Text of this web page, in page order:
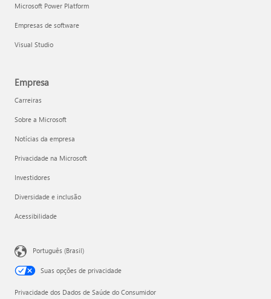
Microsoft Power Platform
Empresas de software
Visual Studio
Empresa
Carreiras
Sobre a Microsoft
Notícias da empresa
Privacidade na Microsoft
Investidores
Diversidade e inclusão
Acessibilidade
Português (Brasil)
Suas opções de privacidade
Privacidade dos Dados de Saúde do Consumidor